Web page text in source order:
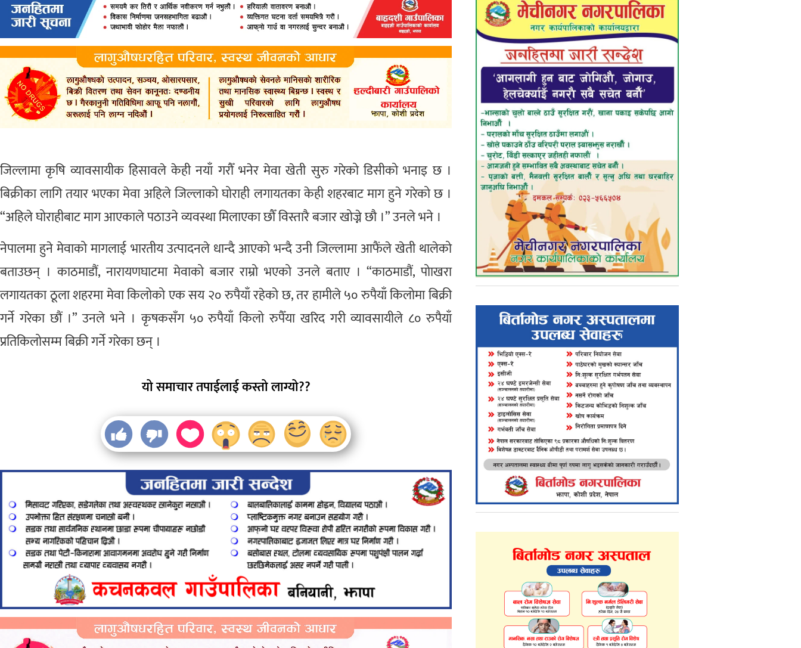
जिल्लामा कृषि व्यावसायीक हिसावले केही नयाँ गरौँ भनेर मेवा खेती सुरु गरेको डिसीको भनाइ छ ।
बिक्रीका लागि तयार भएका मेवा अहिले जिल्लाको घोराही लगायतका केही शहरबाट माग हुने गरेको छ ।
“अहिले घोराहीबाट माग आएकाले पठाउने व्यवस्था मिलाएका छौँ विस्तारै बजार खोज्ने छौ ।” उनले भने ।
नेपालमा हुने मेवाको मागलाई भारतीय उत्पादनले धान्दै आएको भन्दै उनी जिल्लामा आफैंले खेती थालेको
बताउछन् । काठमाडौं, नारायणघाटमा मेवाको बजार राम्रो भएको उनले बताए । “काठमाडौं, पोाखरा
लगायतका ठूला शहरमा मेवा किलोको एक सय २० रुपैयाँ रहेको छ, तर हामीले ५० रुपैयाँ किलोमा बिक्री
गर्ने गरेका छौं ।” उनले भने । कृषकसँग ५० रुपैयाँ किलो रुपैँया खरिद गरी व्यावसायीले ८० रुपैयाँ
प्रतिकिलोसम्म बिक्री गर्ने गरेका छन् ।
यो समाचार तपाईलाई कस्तो लाग्यो??